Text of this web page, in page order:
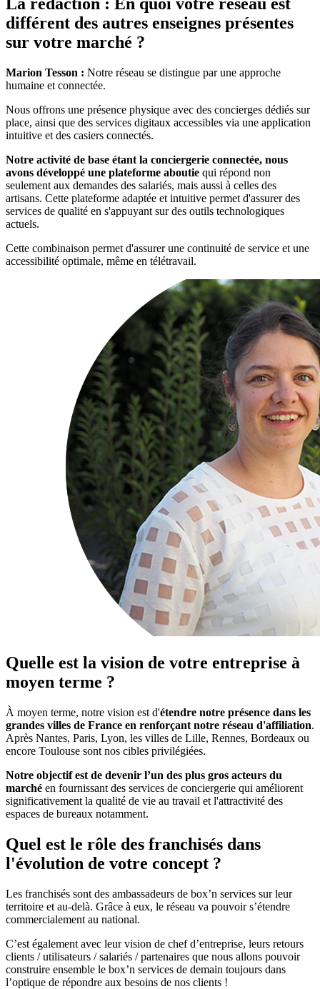
La rédaction : En quoi votre réseau est
différent des autres enseignes présentes
sur votre marché ?
Marion Tesson : Notre réseau se distingue par une approche
humaine et connectée.
Nous offrons une présence physique avec des concierges dédiés sur
place, ainsi que des services digitaux accessibles via une application
intuitive et des casiers connectés.
Notre activité de base étant la conciergerie connectée, nous
avons développé une plateforme aboutie qui répond non
seulement aux demandes des salariés, mais aussi à celles des
artisans. Cette plateforme adaptée et intuitive permet d'assurer des
services de qualité en s'appuyant sur des outils technologiques
actuels.
Cette combinaison permet d'assurer une continuité de service et une
accessibilité optimale, même en télétravail.
Quelle est la vision de votre entreprise à
moyen terme ?
À moyen terme, notre vision est d'étendre notre présence dans les
grandes villes de France en renforçant notre réseau d'affiliation.
Après Nantes, Paris, Lyon, les villes de Lille, Rennes, Bordeaux ou
encore Toulouse sont nos cibles privilégiées.
Notre objectif est de devenir l’un des plus gros acteurs du
marché en fournissant des services de conciergerie qui améliorent
significativement la qualité de vie au travail et l'attractivité des
espaces de bureaux notamment.
Quel est le rôle des franchisés dans
l'évolution de votre concept ?
Les franchisés sont des ambassadeurs de box’n services sur leur
territoire et au-delà. Grâce à eux, le réseau va pouvoir s’étendre
commercialement au national.
C’est également avec leur vision de chef d’entreprise, leurs retours
clients / utilisateurs / salariés / partenaires que nous allons pouvoir
construire ensemble le box’n services de demain toujours dans
l’optique de répondre aux besoins de nos clients !